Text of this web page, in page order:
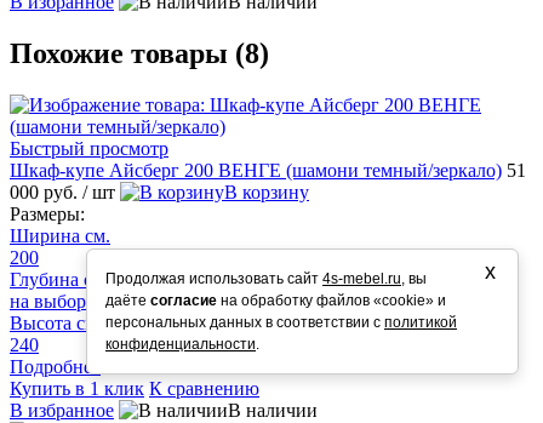
Похожие товары (8)
Быстрый просмотр
Шкаф-купе Айсберг 200 ВЕНГЕ (шамони темный/зеркало) 51
000 руб. / шт
В корзину
Размеры:
Ширина см.
200
Глубина см.
на выбор 58/50/45
Высота см.
240
Подробнее
Купить в 1 клик К сравнению
В избранное
В наличии
Продолжая использовать сайт 4s-mebel.ru, вы
даёте согласие на обработку файлов «cookie» и
персональных данных в соответствии с политикой
конфиденциальности.
х